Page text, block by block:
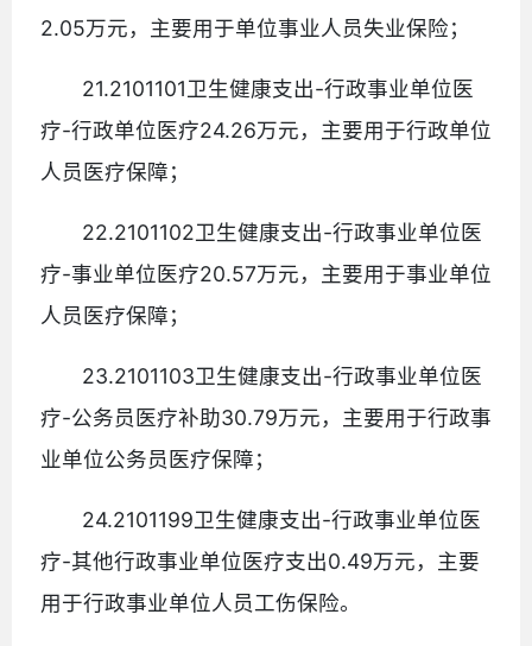
2.05万元，主要用于单位事业人员失业保险；
21.2101101卫生健康支出-行政事业单位医
疗-行政单位医疗24.26万元，主要用于行政单位
人员医疗保障；
22.2101102卫生健康支出-行政事业单位医
疗-事业单位医疗20.57万元，主要用于事业单位
人员医疗保障；
23.2101103卫生健康支出-行政事业单位医
疗-公务员医疗补助30.79万元，主要用于行政事
业单位公务员医疗保障；
24.2101199卫生健康支出-行政事业单位医
疗-其他行政事业单位医疗支出0.49万元，主要
用于行政事业单位人员工伤保险。